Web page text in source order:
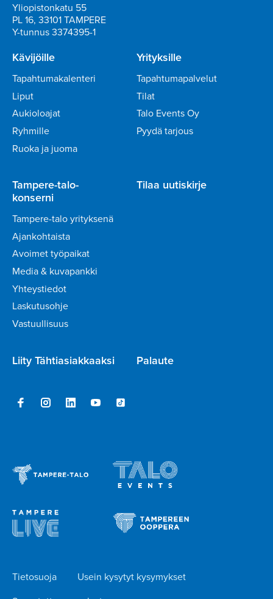
Yliopistonkatu 55
PL 16, 33101 TAMPERE
Y-tunnus 3374395-1
Kävijöille
Tapahtumakalenteri
Liput
Aukioloajat
Ryhmille
Ruoka ja juoma
Yrityksille
Tapahtumapalvelut
Tilat
Talo Events Oy
Pyydä tarjous
Tampere-talo-
konserni
Tampere-talo yrityksenä
Ajankohtaista
Avoimet työpaikat
Media & kuvapankki
Yhteystiedot
Laskutusohje
Vastuullisuus
Tilaa uutiskirje
Liity Tähtiasiakkaaksi Palaute
Tietosuoja
Usein kysytyt kysymykset